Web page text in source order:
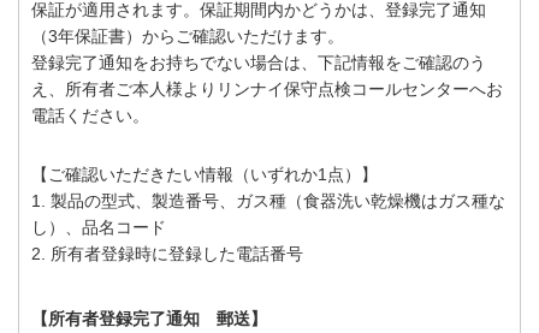
保証が適用されます。保証期間内かどうかは、登録完了通知
（3年保証書）からご確認いただけます。
登録完了通知をお持ちでない場合は、下記情報をご確認のう
え、所有者ご本人様よりリンナイ保守点検コールセンターへお
電話ください。
【ご確認いただきたい情報（いずれか1点）】
1. 製品の型式、製造番号、ガス種（食器洗い乾燥機はガス種な
し）、品名コード
2. 所有者登録時に登録した電話番号
【所有者登録完了通知 郵送】